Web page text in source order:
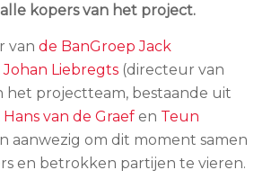
kopers van het project.
van de BanGroep Jack
Johan Liebregts(directeur van
het projectteam, bestaande uit
Hans van de Graefen Teun
aanwezig om dit moment samen
en betrokken partijen te vieren.